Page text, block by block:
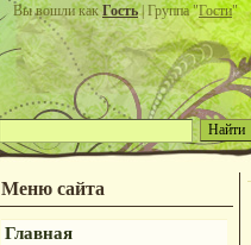
Вы вошли какГость| Группа "Гости"
Меню сайта
Главная